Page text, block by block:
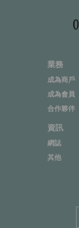
業務
成為商戶
成為會員
合作夥伴
資訊
網誌
其他